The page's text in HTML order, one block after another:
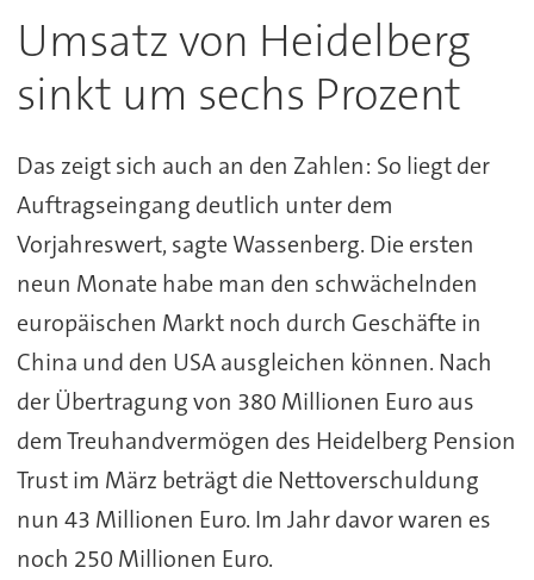
Umsatz von Heidelberg
sinkt um sechs Prozent
Das zeigt sich auch an den Zahlen: So liegt der
Auftragseingang deutlich unter dem
Vorjahreswert, sagte Wassenberg. Die ersten
neun Monate habe man den schwächelnden
europäischen Markt noch durch Geschäfte in
China und den USA ausgleichen können. Nach
der Übertragung von 380 Millionen Euro aus
dem Treuhandvermögen des Heidelberg Pension
Trust im März beträgt die Nettoverschuldung
nun 43 Millionen Euro. Im Jahr davor waren es
noch 250 Millionen Euro.